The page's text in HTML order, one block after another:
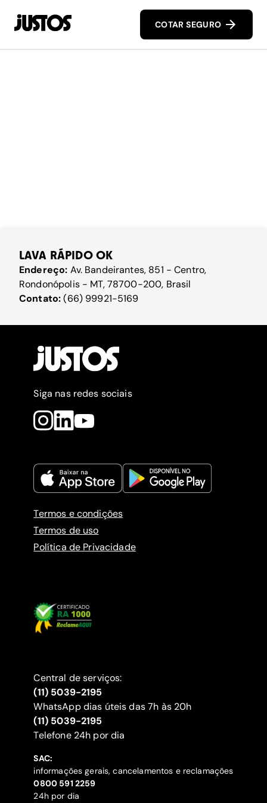
COTAR SEGURO
LAVA RÁPIDO OK
Endereço: Av. Bandeirantes, 851 - Centro,
Rondonópolis - MT, 78700-200, Brasil
Contato:(66) 99921-5169
Siga nas redes sociais
Termos e condições
Termos de uso
Política de Privacidade
Central de serviços:
(11) 5039-2195
WhatsApp dias úteis das 7h às 20h
(11) 5039-2195
‍Telefone 24h por dia
SAC:
informações gerais, cancelamentos e reclamações
‍0800 591 2259
24h por dia